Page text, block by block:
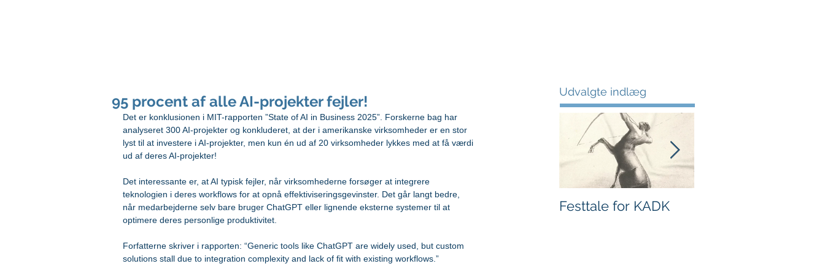
95 procent af alle AI-projekter fejler!
Det er konklusionen i MIT-rapporten ”State of AI in Business 2025”. Forskerne bag har
analyseret 300 AI-projekter og konkluderet, at der i amerikanske virksomheder er en stor
lyst til at investere i AI-projekter, men kun én ud af 20 virksomheder lykkes med at få værdi
ud af deres AI-projekter!
Det interessante er, at AI typisk fejler, når virksomhederne forsøger at integrere
teknologien i deres workflows for at opnå effektiviseringsgevinster. Det går langt bedre,
når medarbejderne selv bare bruger ChatGPT eller lignende eksterne systemer til at
optimere deres personlige produktivitet.
Forfatterne skriver i rapporten: “Generic tools like ChatGPT are widely used, but custom
solutions stall due to integration complexity and lack of fit with existing workflows.”
Udvalgte indlæg
Festtale for KADK